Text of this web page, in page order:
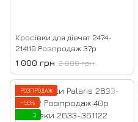
Кросівки для дівчат 2474-
214119 Розпродаж 37р
1 000 грн 2 000 грн
РОЗПРОДАЖ
−50%
3